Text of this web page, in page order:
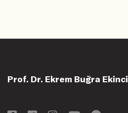
Prof. Dr. Ekrem Buğra Ekinci